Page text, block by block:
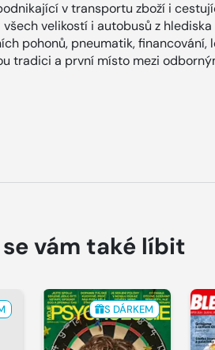
v transportu zboží i
velikostí i autobusů z
pohonů, pneumatik, financování,
tradici a první místo mezi
vám také líbit
S DÁRKEM